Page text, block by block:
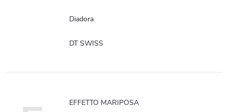
Diadora
DT SWISS
EFFETTO MARIPOSA